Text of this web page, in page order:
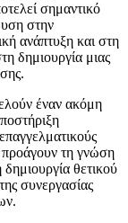
σημαντικό
στην
ανάπτυξη και στη
δημιουργία μιας
έναν ακόμη
προάγουν τη γνώση
θετικού
συνεργασίας